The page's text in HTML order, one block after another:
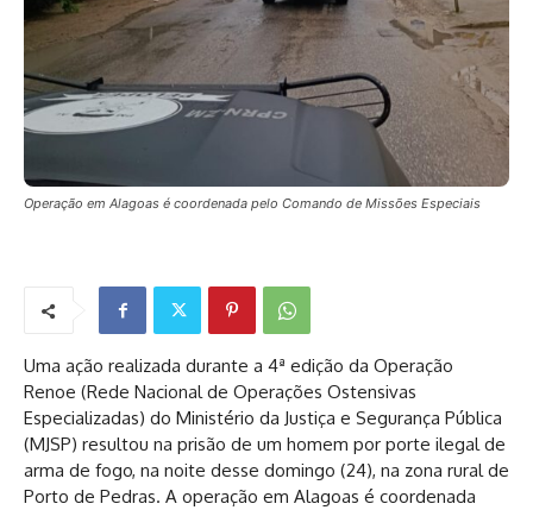
Operação em Alagoas é coordenada pelo Comando de Missões Especiais
Uma ação realizada durante a 4ª edição da Operação
Renoe (Rede Nacional de Operações Ostensivas
Especializadas) do Ministério da Justiça e Segurança Pública
(MJSP) resultou na prisão de um homem por porte ilegal de
arma de fogo, na noite desse domingo (24), na zona rural de
Porto de Pedras. A operação em Alagoas é coordenada